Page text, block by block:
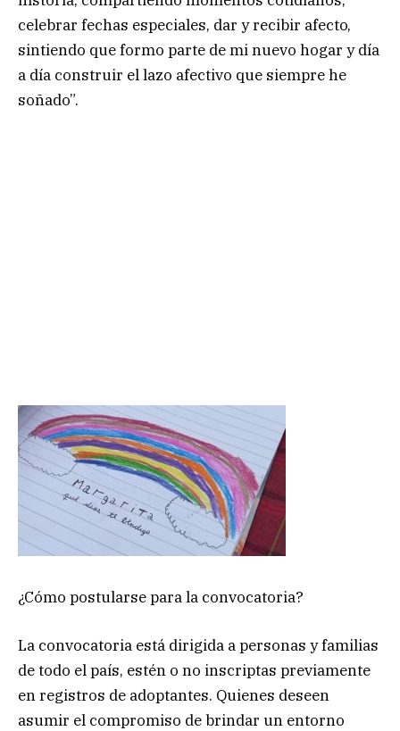
celebrar fechas especiales, dar y recibir afecto,
sintiendo que formo parte de mi nuevo hogar y día
a día construir el lazo afectivo que siempre he
soñado”.
¿Cómo postularse para la convocatoria?
La convocatoria está dirigida a personas y familias
de todo el país, estén o no inscriptas previamente
en registros de adoptantes. Quienes deseen
asumir el compromiso de brindar un entorno